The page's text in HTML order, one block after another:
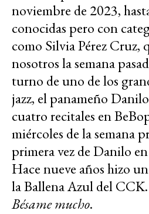
noviembre de 2023,
conocidas pero con
como Silvia Pérez Cruz,
nosotros la semana
turno de uno de los
jazz, el panameño
cuatro recitales en
miércoles de la semana
primera vez de Danilo
Hace nueve años hizo
la Ballena Azul del
Bésame mucho.